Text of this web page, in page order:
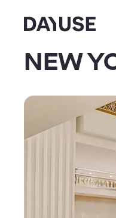
Dayuse
NEW